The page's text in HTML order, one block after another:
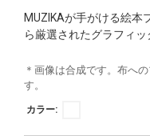
MUZIKAが手がける絵
ら厳選されたグラフィッ
＊画像は合成です。布へ
す。
カラー: